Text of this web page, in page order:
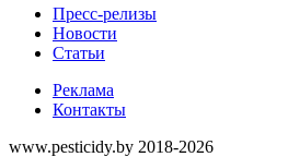
Пресс-релизы
Новости
Статьи
Реклама
Контакты
www.pesticidy.by 2018-2026